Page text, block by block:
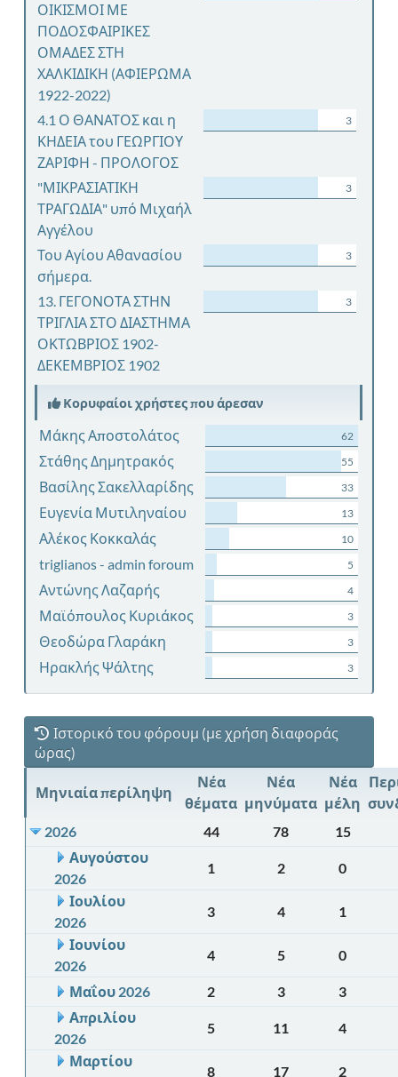
ΟΙΚΙΣΜΟΙ ΜΕ
ΠΟΔΟΣΦΑΙΡΙΚΕΣ
ΟΜΑΔΕΣ ΣΤΗ
ΧΑΛΚΙΔΙΚΗ (ΑΦΙΕΡΩΜΑ
1922-2022)
4.1 Ο ΘΑΝΑΤΟΣ και η
ΚΗΔΕΙΑ του ΓΕΩΡΓΙΟΥ
ΖΑΡΙΦΗ - ΠΡΟΛΟΓΟΣ
3
"ΜΙΚΡΑΣΙΑΤΙΚΗ
ΤΡΑΓΩΔΙΑ" υπό Μιχαήλ
Αγγέλου
3
Του Αγίου Αθανασίου
σήμερα.
3
13. ΓΕΓΟΝΟΤΑ ΣΤΗΝ
ΤΡΙΓΛΙΑ ΣΤΟ ΔΙΑΣΤΗΜΑ
ΟΚΤΩΒΡΙΟΣ 1902-
ΔΕΚΕΜΒΡΙΟΣ 1902
3
Κορυφαίοι χρήστες που άρεσαν
Μάκης Αποστολάτος 62
Στάθης Δημητρακός 55
Βασίλης Σακελλαρίδης 33
Ευγενία Μυτιληναίου 13
Αλέκος Κοκκαλάς 10
triglianos - admin foroum 5
Αντώνης Λαζαρής 4
Μαϊόπουλος Κυριάκος 3
Θεοδώρα Γλαράκη 3
Ηρακλής Ψάλτης 3
Ιστορικό του φόρουμ (με χρήση διαφοράς
ώρας)
Μηνιαία περίληψη
Νέα
θέματα
Νέα
μηνύματα
Νέα
μέλη
2026
44 78
15
Αυγούστου
2026
1 2
0
Ιουλίου
2026
3 4
1
Ιουνίου
2026
4 5 0
Μαΐου 2026 2 3
3
Απριλίου
2026
5 11
4
Μαρτίου
8 17 2